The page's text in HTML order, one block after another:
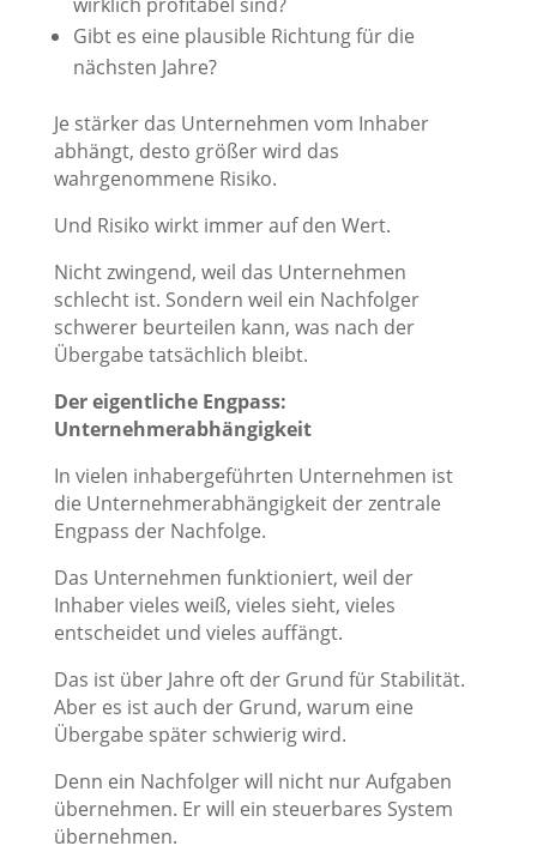
Gibt es eine plausible Richtung für die
nächsten Jahre?
Je stärker das Unternehmen vom Inhaber
abhängt, desto größer wird das
wahrgenommene Risiko.
Und Risiko wirkt immer auf den Wert.
Nicht zwingend, weil das Unternehmen
schlecht ist. Sondern weil ein Nachfolger
schwerer beurteilen kann, was nach der
Übergabe tatsächlich bleibt.
Der eigentliche Engpass:
Unternehmerabhängigkeit
In vielen inhabergeführten Unternehmen ist
die Unternehmerabhängigkeit der zentrale
Engpass der Nachfolge.
Das Unternehmen funktioniert, weil der
Inhaber vieles weiß, vieles sieht, vieles
entscheidet und vieles auffängt.
Das ist über Jahre oft der Grund für Stabilität.
Aber es ist auch der Grund, warum eine
Übergabe später schwierig wird.
Denn ein Nachfolger will nicht nur Aufgaben
übernehmen. Er will ein steuerbares System
übernehmen.